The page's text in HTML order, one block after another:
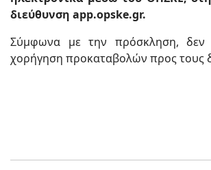
διεύθυνση app.opske.gr.
Σύμφωνα με την πρόσκληση, δεν
χορήγηση προκαταβολών προς τους